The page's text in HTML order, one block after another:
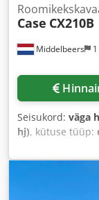
Middelbeers
Case CX210B
Seisukord: väga
hj), kütuse tüüp:
15 109 h,